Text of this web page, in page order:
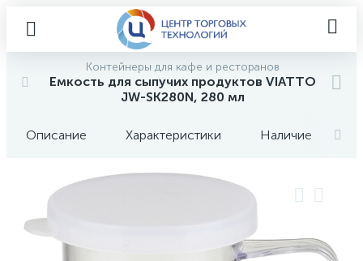
Контейнеры для кафе и ресторанов
Емкость для сыпучих продуктов VIATTO
JW-SK280N, 280 мл
Описание Характеристики Наличие